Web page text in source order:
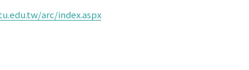
arc/index.aspx